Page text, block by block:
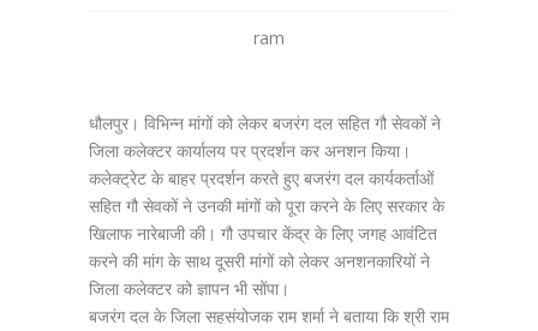
ram
धौलपुर। विभिन्न मांगों को लेकर बजरंग दल सहित गौ सेवकों ने
जिला कलेक्टर कार्यालय पर प्रदर्शन कर अनशन किया।
कलेक्ट्रेट के बाहर प्रदर्शन करते हुए बजरंग दल कार्यकर्ताओं
सहित गौ सेवकों ने उनकी मांगों को पूरा करने के लिए सरकार के
खिलाफ नारेबाजी की। गौ उपचार केंद्र के लिए जगह आवंटित
करने की मांग के साथ दूसरी मांगों को लेकर अनशनकारियों ने
जिला कलेक्टर को ज्ञापन भी सोंपा।
बजरंग दल के जिला सहसंयोजक राम शर्मा ने बताया कि श्री राम